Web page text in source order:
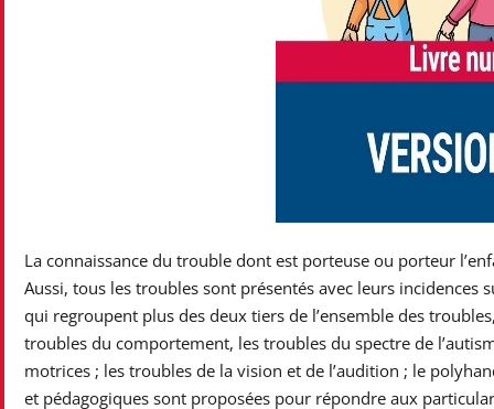
La connaissance du trouble dont est porteuse ou porteur
Aussi, tous les troubles sont présentés avec leurs
qui regroupent plus des deux tiers de l’ensemble des
troubles du comportement, les troubles du spectre de
motrices ; les troubles de la vision et de l’audition ; le
et pédagogiques sont proposées pour répondre aux